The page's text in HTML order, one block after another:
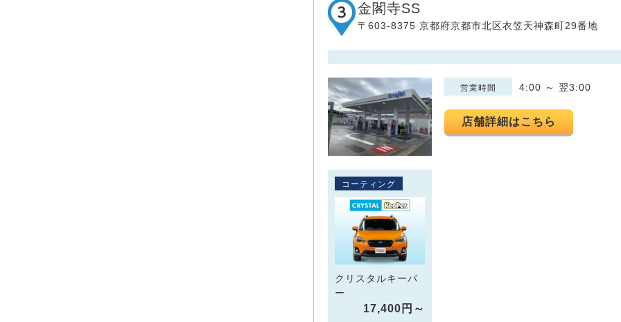
金閣寺SS
〒603-8375 京都府京都市北区衣笠天神森町29番地
営業時間 4:00 ～ 翌3:00
店舗詳細はこちら
コーティング
クリスタルキーパ
ー
17,400円～